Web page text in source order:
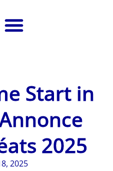
Start in
2025
2025